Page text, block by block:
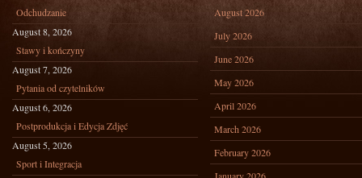
Odchudzanie
August 8, 2026
Stawy i kończyny
August 7, 2026
Pytania od czytelników
August 6, 2026
Postprodukcja i Edycja Zdjęć
August 5, 2026
Sport i Integracja
August 2026
July 2026
June 2026
May 2026
April 2026
March 2026
February 2026